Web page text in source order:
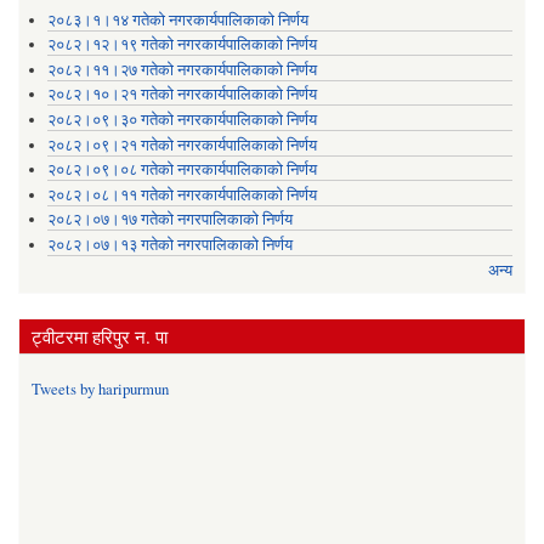
२०८३।१।१४ गतेको नगरकार्यपालिकाको निर्णय
२०८२।१२।१९ गतेको नगरकार्यपालिकाको निर्णय
२०८२।११।२७ गतेको नगरकार्यपालिकाको निर्णय
२०८२।१०।२१ गतेको नगरकार्यपालिकाको निर्णय
२०८२।०९।३० गतेको नगरकार्यपालिकाको निर्णय
२०८२।०९।२१ गतेको नगरकार्यपालिकाको निर्णय
२०८२।०९।०८ गतेको नगरकार्यपालिकाको निर्णय
२०८२।०८।११ गतेको नगरकार्यपालिकाको निर्णय
२०८२।०७।१७ गतेको नगरपालिकाको निर्णय
२०८२।०७।१३ गतेको नगरपालिकाको निर्णय
अन्य
ट्वीटरमा हरिपुर न. पा
Tweets by haripurmun